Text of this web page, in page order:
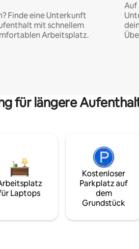
Finde eine Unterkunft
mit schnellem
Arbeitsplatz.
Auf
für längere
Laptops
Kostenloser
Parkplatz auf
dem
Grundstück